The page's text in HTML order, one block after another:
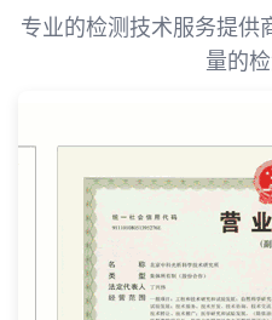
专业的检测技术服务提供
量的